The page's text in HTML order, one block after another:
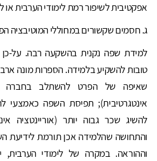
אפקטיבית לשיפור רמת לימודי הערבית או
ג. חסמים שקשורים במחוללי המוטיבציה
למידת שפה נקנית בהשקעה רבה. על-כן
טובות להשקיע בלמידה. הספרות מונה
שאיפה של הפרט להשתלב בחברה
אינטגרטיבית); תפיסת השפה כאמצעי
להשיג שכר גבוה יותר (אוריינטציה
והתחושה שהלמידה אכן תורמת לידיעת
וההוראה. במקרה של לימודי הערבית,